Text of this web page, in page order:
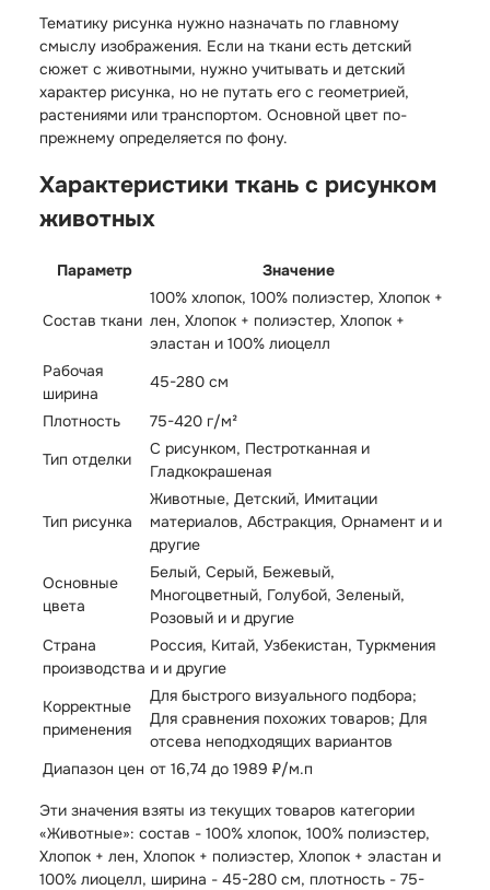
Тематику рисунка нужно назначать по главному
смыслу изображения. Если на ткани есть детский
сюжет с животными, нужно учитывать и детский
характер рисунка, но не путать его с геометрией,
растениями или транспортом. Основной цвет по-
прежнему определяется по фону.
Характеристики ткань с рисунком
животных
Параметр Значение
Состав ткани
100% хлопок, 100% полиэстер, Хлопок +
лен, Хлопок + полиэстер, Хлопок +
эластан и 100% лиоцелл
Рабочая
ширина
45-280 см
Плотность
75-420 г/м²
Тип отделки
С рисунком, Пестротканная и
Гладкокрашеная
Тип рисунка
Животные, Детский, Имитации
материалов, Абстракция, Орнамент и и
другие
Основные
цвета
Белый, Серый, Бежевый,
Многоцветный, Голубой, Зеленый,
Розовый и и другие
Страна
производства
Россия, Китай, Узбекистан, Туркмения
и и другие
Корректные
применения
Для быстрого визуального подбора;
Для сравнения похожих товаров; Для
отсева неподходящих вариантов
Диапазон цен от 16,74 до 1989 ₽/м.п
Эти значения взяты из текущих товаров категории
«Животные»: состав - 100% хлопок, 100% полиэстер,
Хлопок + лен, Хлопок + полиэстер, Хлопок + эластан и
100% лиоцелл, ширина - 45-280 см, плотность - 75-